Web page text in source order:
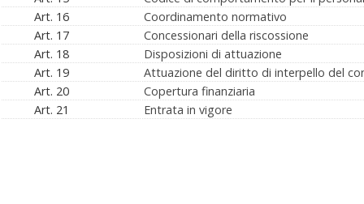
Art. 16
Coordinamento normativo
Art. 17
Concessionari della riscossione
Art. 18
Disposizioni di attuazione
Art. 19
Attuazione del diritto di interpello del
Art. 20
Copertura finanziaria
Art. 21
Entrata in vigore